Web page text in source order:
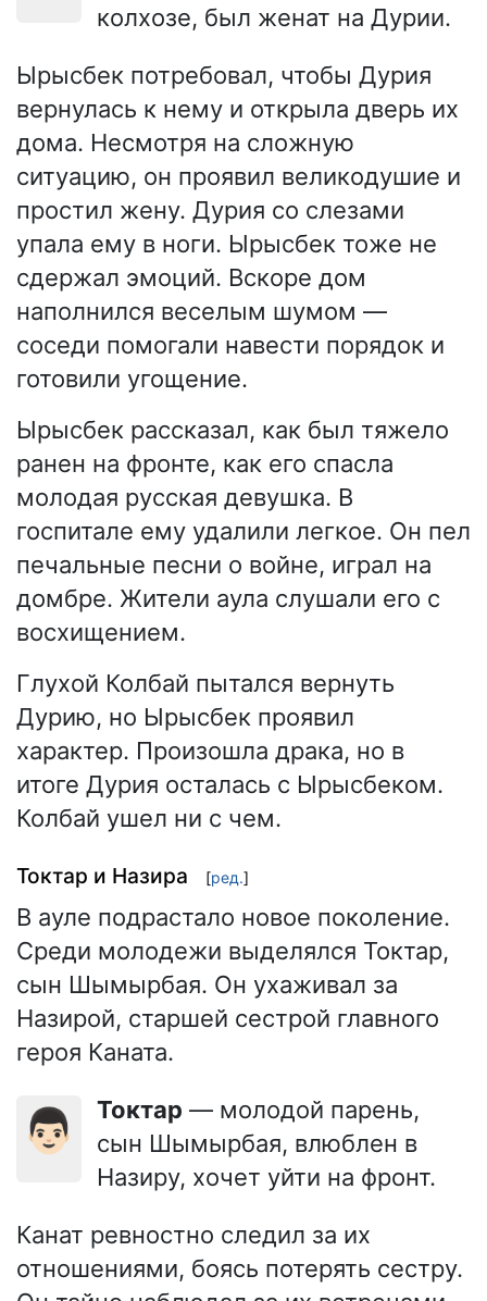
колхозе, был женат на Дурии.
Ырысбек потребовал, чтобы Дурия
вернулась к нему и открыла дверь их
дома. Несмотря на сложную
ситуацию, он проявил великодушие и
простил жену. Дурия со слезами
упала ему в ноги. Ырысбек тоже не
сдержал эмоций. Вскоре дом
наполнился веселым шумом —
соседи помогали навести порядок и
готовили угощение.
Ырысбек рассказал, как был тяжело
ранен на фронте, как его спасла
молодая русская девушка. В
госпитале ему удалили легкое. Он пел
печальные песни о войне, играл на
домбре. Жители аула слушали его с
восхищением.
Глухой Колбай пытался вернуть
Дурию, но Ырысбек проявил
характер. Произошла драка, но в
итоге Дурия осталась с Ырысбеком.
Колбай ушел ни с чем.
Токтар и Назира [ред.]
В ауле подрастало новое поколение.
Среди молодежи выделялся Токтар,
сын Шымырбая. Он ухаживал за
Назирой, старшей сестрой главного
героя Каната.
👨🏻 Токтар — молодой парень,
сын Шымырбая, влюблен в
Назиру, хочет уйти на фронт.
Канат ревностно следил за их
отношениями, боясь потерять сестру.